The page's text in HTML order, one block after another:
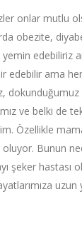
onlar mutlu
obezite,
edebiliriz
edebilir ama
ve belki de
Özellikle
oluyor. Bunun
şeker